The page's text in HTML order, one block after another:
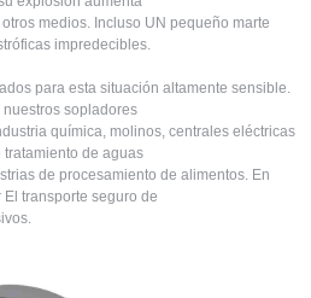
medios. Incluso UN pequeño marte
impredecibles.
para esta situación altamente sensible.
sopladores
química, molinos, centrales eléctricas
de aguas
de procesamiento de alimentos. En
transporte seguro de